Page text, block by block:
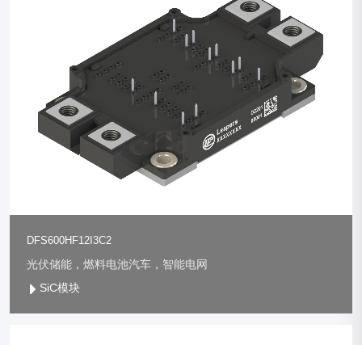
DFS600HF12I3C2
光伏储能，燃料电池汽车，智能电网
SiC模块